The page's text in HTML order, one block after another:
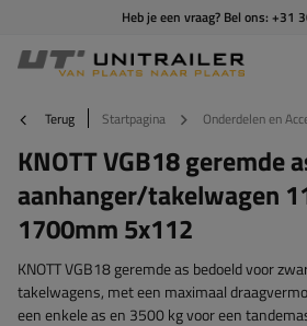
Heb je een vraag? Bel ons: +31
Terug Startpagina Onderdelen en
KNOTT VGB18 geremde
aanhanger/takelwagen
1700mm 5x112
KNOTT VGB18 geremde as bedoeld voor
takelwagens, met een maximaal
een enkele as en 3500 kg voor een